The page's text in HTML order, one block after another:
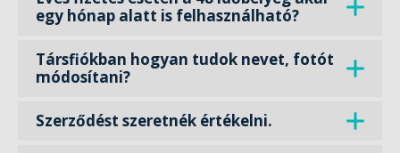
egy hónap alatt is felhasználható?
Társfiókban hogyan tudok nevet, fotót
módosítani?
Szerződést szeretnék értékelni.